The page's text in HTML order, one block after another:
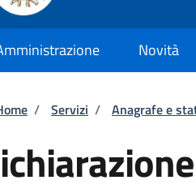
Novità
di
/ Servizi / Anagrafe e